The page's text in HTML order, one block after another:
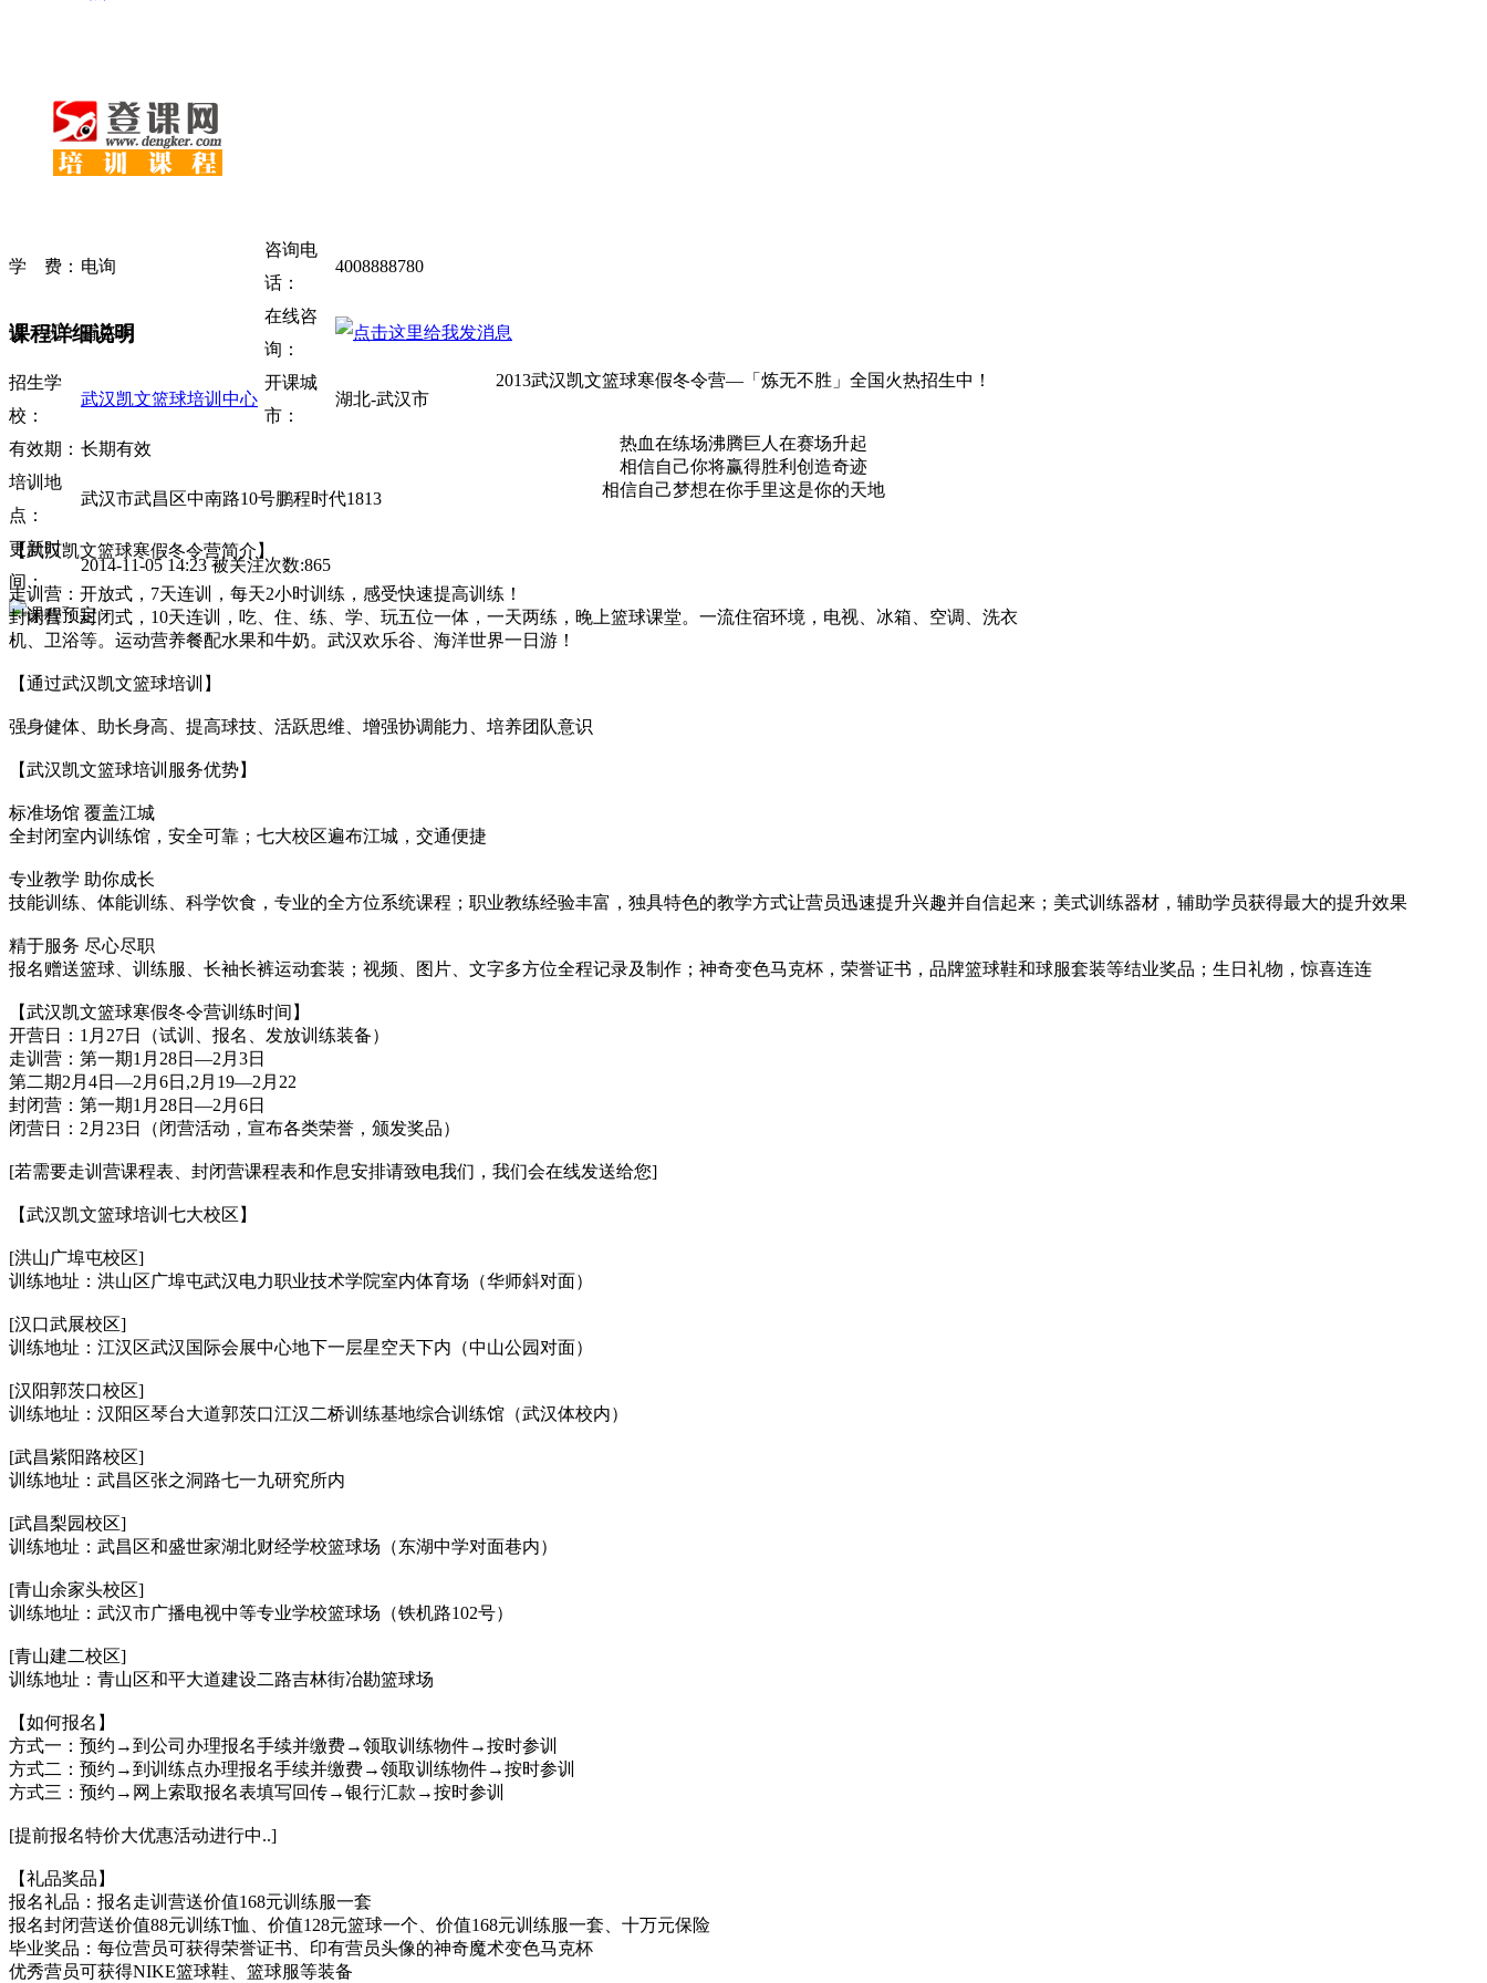
学 费： 电询
咨询电
话：
4008888780
返 现：请咨询
在线咨
询：
招生学
校：
武汉凯文篮球培训中心
开课城
市：
湖北-武汉市
有效期： 长期有效
培训地
点：
武汉市武昌区中南路10号鹏程时代1813
更新时
间：
2014-11-05 14:23 被关注次数:865
课程详细说明
2013武汉凯文篮球寒假冬令营—「炼无不胜」全国火热招生中！
热血在练场沸腾巨人在赛场升起
相信自己你将赢得胜利创造奇迹
相信自己梦想在你手里这是你的天地
【武汉凯文篮球寒假冬令营简介】
走训营：开放式，7天连训，每天2小时训练，感受快速提高训练！
封闭营：封闭式，10天连训，吃、住、练、学、玩五位一体，一天两练，晚上篮球课堂。一流住宿环境，电视、冰箱、空调、洗衣
机、卫浴等。运动营养餐配水果和牛奶。武汉欢乐谷、海洋世界一日游！
【通过武汉凯文篮球培训】
强身健体、助长身高、提高球技、活跃思维、增强协调能力、培养团队意识
【武汉凯文篮球培训服务优势】
标准场馆 覆盖江城
全封闭室内训练馆，安全可靠；七大校区遍布江城，交通便捷
专业教学 助你成长
技能训练、体能训练、科学饮食，专业的全方位系统课程；职业教练经验丰富，独具特色的教学方式让营员迅速提升兴趣并自信起来；美式训练器材，辅助学员获得最大的提升效果
精于服务 尽心尽职
报名赠送篮球、训练服、长袖长裤运动套装；视频、图片、文字多方位全程记录及制作；神奇变色马克杯，荣誉证书，品牌篮球鞋和球服套装等结业奖品；生日礼物，惊喜连连
【武汉凯文篮球寒假冬令营训练时间】
开营日：1月27日（试训、报名、发放训练装备）
走训营：第一期1月28日—2月3日
第二期2月4日—2月6日,2月19—2月22
封闭营：第一期1月28日—2月6日
闭营日：2月23日（闭营活动，宣布各类荣誉，颁发奖品）
[若需要走训营课程表、封闭营课程表和作息安排请致电我们，我们会在线发送给您]
【武汉凯文篮球培训七大校区】
[洪山广埠屯校区]
训练地址：洪山区广埠屯武汉电力职业技术学院室内体育场（华师斜对面）
[汉口武展校区]
训练地址：江汉区武汉国际会展中心地下一层星空天下内（中山公园对面）
[汉阳郭茨口校区]
训练地址：汉阳区琴台大道郭茨口江汉二桥训练基地综合训练馆（武汉体校内）
[武昌紫阳路校区]
训练地址：武昌区张之洞路七一九研究所内
[武昌梨园校区]
训练地址：武昌区和盛世家湖北财经学校篮球场（东湖中学对面巷内）
[青山余家头校区]
训练地址：武汉市广播电视中等专业学校篮球场（铁机路102号）
[青山建二校区]
训练地址：青山区和平大道建设二路吉林街冶勘篮球场
【如何报名】
方式一：预约→到公司办理报名手续并缴费→领取训练物件→按时参训
方式二：预约→到训练点办理报名手续并缴费→领取训练物件→按时参训
方式三：预约→网上索取报名表填写回传→银行汇款→按时参训
[提前报名特价大优惠活动进行中..]
【礼品奖品】
报名礼品：报名走训营送价值168元训练服一套
报名封闭营送价值88元训练T恤、价值128元篮球一个、价值168元训练服一套、十万元保险
毕业奖品：每位营员可获得荣誉证书、印有营员头像的神奇魔术变色马克杯
优秀营员可获得NIKE篮球鞋、篮球服等装备